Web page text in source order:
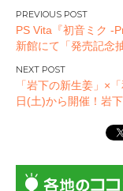
投
稿
ナ
ビ
ゲ
ン
PS Vita『初音ミク -
新館にて「発売記念
「岩下の新生姜」×
日(土)から開催！岩